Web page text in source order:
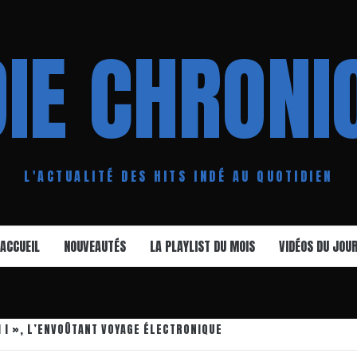
L'ACTUALITÉ DES HITS INDÉ AU QUOTIDIEN
ACCUEIL NOUVEAUTÉS LA PLAYLIST DU MOIS VIDÉOS DU JOUR
», L’ENVOÛTANT VOYAGE ÉLECTRONIQUE